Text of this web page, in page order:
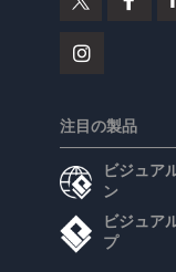
注目の製品
ビジュア
ン
ビジュア
プ